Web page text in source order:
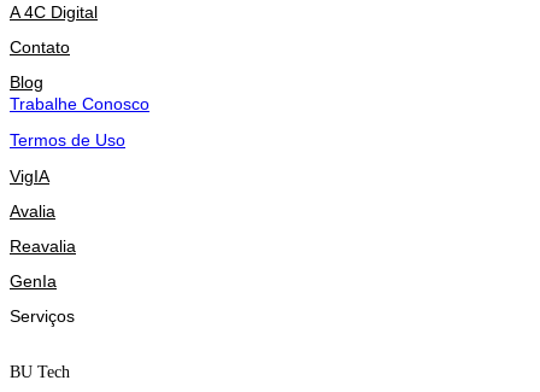
A 4C Digital
Contato
Blog
Trabalhe Conosco
Termos de Uso
VigIA
Avalia
Reavalia
GenIa
Serviços
BU Tech